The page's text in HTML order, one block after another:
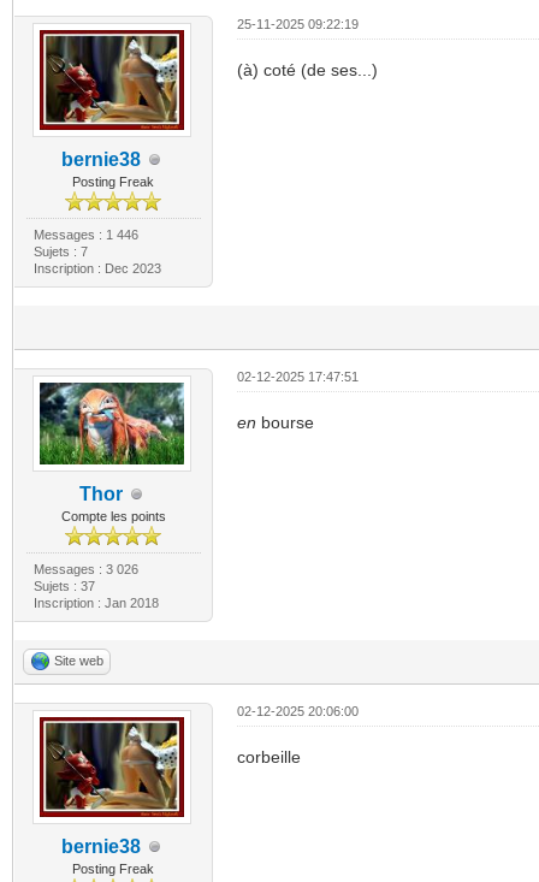
bernie38
Posting Freak
Messages : 1 446
Sujets : 7
Inscription : Dec 2023
25-11-2025 09:22:19
(à) coté (de ses...)
Thor
Compte les points
Messages : 3 026
Sujets : 37
Inscription : Jan 2018
02-12-2025 17:47:51
en bourse
Site web
bernie38
Posting Freak
02-12-2025 20:06:00
corbeille